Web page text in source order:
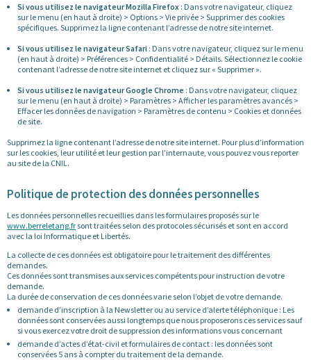
Si vous utilisez le navigateur Mozilla Firefox : Dans votre navigateur, cliquez
sur le menu (en haut à droite) > Options > Vie privée > Supprimer des cookies
spécifiques. Supprimez la ligne contenant l’adresse de notre site internet.
Si vous utilisez le navigateur Safari : Dans votre navigateur, cliquez sur le menu
(en haut à droite) > Préférences > Confidentialité > Détails. Sélectionnez le cookie
contenant l’adresse de notre site internet et cliquez sur « Supprimer ».
Si vous utilisez le navigateur Google Chrome : Dans votre navigateur, cliquez
sur le menu (en haut à droite) > Paramètres > Afficher les paramètres avancés >
Effacer les données de navigation > Paramètres de contenu > Cookies et données
de site.
Supprimez la ligne contenant l’adresse de notre site internet. Pour plus d’information
sur les cookies, leur utilité et leur gestion par l’internaute, vous pouvez vous reporter
au site de la CNIL.
Politique de protection des données personnelles
Les données personnelles recueillies dans les formulaires proposés sur le
www.berreletang.fr sont traitées selon des protocoles sécurisés et sont en accord
avec la loi Informatique et Libertés.
La collecte de ces données est obligatoire pour le traitement des différentes
demandes.
Ces données sont transmises aux services compétents pour instruction de votre
demande.
La durée de conservation de ces données varie selon l’objet de votre demande.
demande d’inscription à la Newsletter ou au service d’alerte téléphonique : Les
données sont conservées aussi longtemps que nous proposerons ces services sauf
si vous exercez votre droit de suppression des informations vous concernant
demande d’actes d’état-civil et formulaires de contact : les données sont
conservées 5 ans à compter du traitement de la demande.